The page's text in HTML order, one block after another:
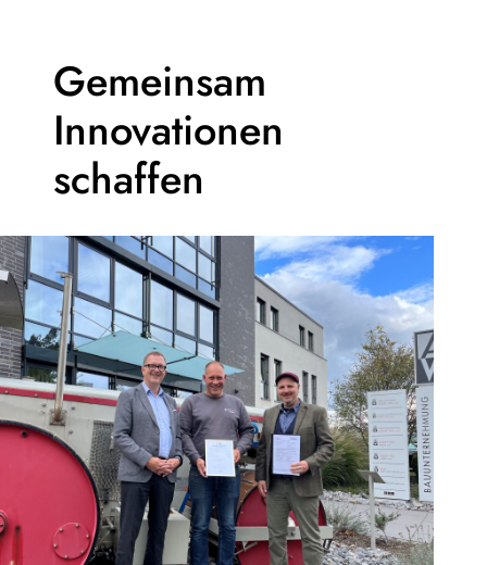
Gemeinsam
Innovationen
schaffen